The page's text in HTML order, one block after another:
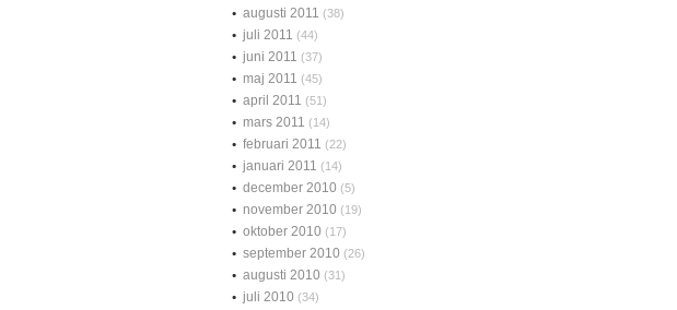
augusti 2011 (38)
juli 2011 (44)
juni 2011 (37)
maj 2011 (45)
april 2011 (51)
mars 2011 (14)
februari 2011 (22)
januari 2011 (14)
december 2010 (5)
november 2010 (19)
oktober 2010 (17)
september 2010 (26)
augusti 2010 (31)
juli 2010 (34)